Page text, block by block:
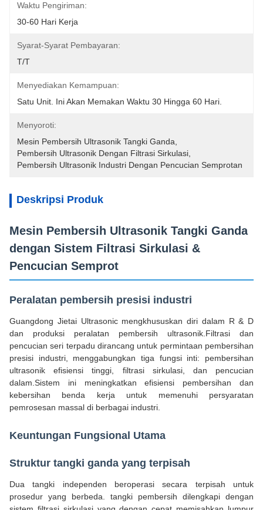
Waktu Pengiriman:
30-60 Hari Kerja
Syarat-Syarat Pembayaran:
T/T
Menyediakan Kemampuan:
Satu Unit. Ini Akan Memakan Waktu 30 Hingga 60 Hari.
Menyoroti:
Mesin Pembersih Ultrasonik Tangki Ganda
Pembersih Ultrasonik Dengan Filtrasi Sirkulasi
Pembersih Ultrasonik Industri Dengan Pencucian Semprotan
Deskripsi Produk
Mesin Pembersih Ultrasonik Tangki Ganda
dengan Sistem Filtrasi Sirkulasi &
Pencucian Semprot
Peralatan pembersih presisi industri
Guangdong Jietai Ultrasonic mengkhususkan diri dalam R & D
dan produksi peralatan pembersih ultrasonik.Filtrasi dan
pencucian seri terpadu dirancang untuk permintaan pembersihan
presisi industri, menggabungkan tiga fungsi inti: pembersihan
ultrasonik efisiensi tinggi, filtrasi sirkulasi, dan pencucian
dalam.Sistem ini meningkatkan efisiensi pembersihan dan
kebersihan benda kerja untuk memenuhi persyaratan
pemrosesan massal di berbagai industri.
Keuntungan Fungsional Utama
Struktur tangki ganda yang terpisah
Dua tangki independen beroperasi secara terpisah untuk
prosedur yang berbeda. tangki pembersih dilengkapi dengan